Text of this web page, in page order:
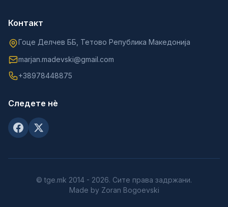
Контакт
Гоце Делчев ББ, Тетово Република Македонија
marjan.madevski@gmail.com
+38978448875
Следете нè
© tge.mk 2014 - 2026. Сите права задржани.
Made by Zoran Bogoevski